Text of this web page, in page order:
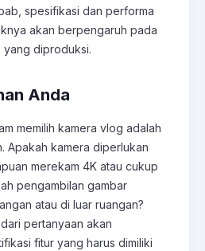
spesifikasi dan performa
akan berpengaruh pada
diproduksi.
Anda
memilih kamera vlog adalah
Apakah kamera diperlukan
merekam 4K atau cukup
pengambilan gambar
atau di luar ruangan?
pertanyaan akan
fitur yang harus dimiliki